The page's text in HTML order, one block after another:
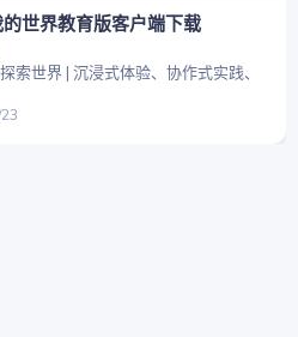
世界教育版客户端下载
索世界 | 沉浸式体验、协作式实践、